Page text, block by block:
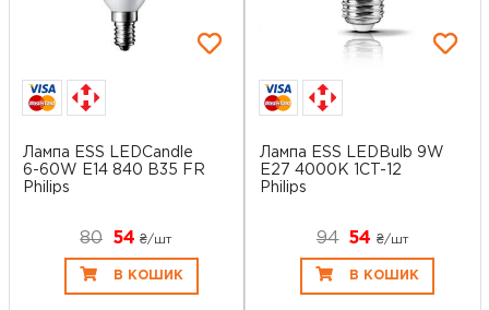
Лампа ESS LEDCandle
6-60W E14 840 B35 FR
Philips
80 54₴/шт
В КОШИК
Лампа ESS LEDBulb 9W
E27 4000K 1CT-12
Philips
94 54 ₴/шт
В КОШИК